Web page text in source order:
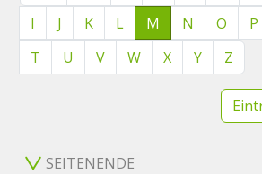
I
J K L M N O P
T
U V W X Y Z
SEITENENDE